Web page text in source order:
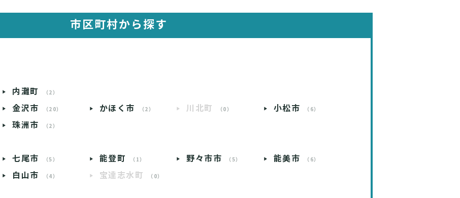
市区町村から探す
内灘町 （2）
金沢市 （20） かほく市 （2） 川北町 （0） 小松市 （6）
珠洲市 （2）
七尾市 （5） 能登町 （1） 野々市市 （5） 能美市 （6）
白山市 （4） 宝達志水町 （0）